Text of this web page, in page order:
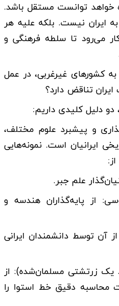
خواهد توانست مستقل باشد.
ایران نیست. بلکه علیه هر
می‌رود تا سلطه فرهنگی و
کشورهای غیرغربی، در عمل
تناقض دارد؟
دو دلیل کلیدی داریم:
و پیشبرد علوم مختلف،
ایرانیان است. نمونه‌هایی
علم جبر.
از پایه‌گذاران هندسه و
آن توسط دانشمندان ایرانی
یک زرتشتی مسلمان‌شده): از
محاسبه دقیق خط استوا را